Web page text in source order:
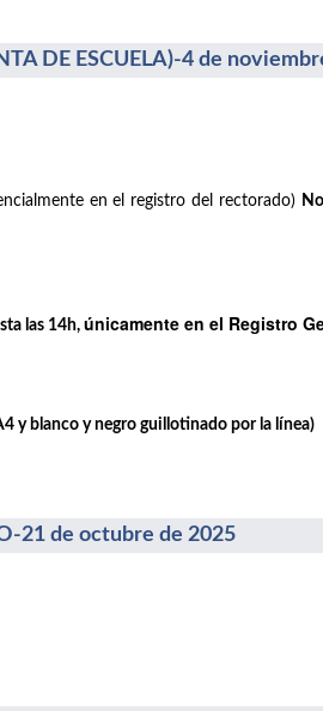
DE ESCUELA)-4 de
en el registro del rectorado)
las 14h, únicamente en el Registro
y blanco y negro guillotinado por la línea)
21 de octubre de 2025